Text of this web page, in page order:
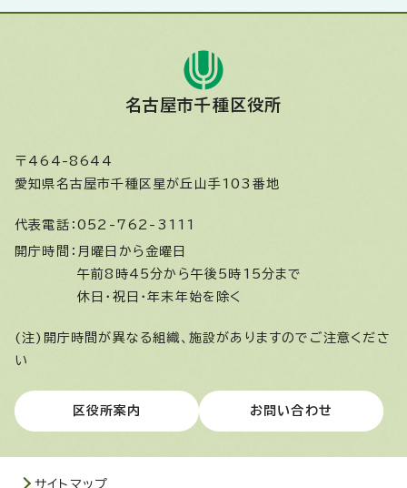
名古屋市千種区役所
〒464-8644
愛知県名古屋市千種区星が丘山手103番地
代表電話： 052-762-3111
開庁時間： 月曜日から金曜日
午前8時45分から午後5時15分まで
休日・祝日・年末年始を除く
(注)開庁時間が異なる組織、施設がありますのでご注意くださ
い
区役所案内 お問い合わせ
サイトマップ